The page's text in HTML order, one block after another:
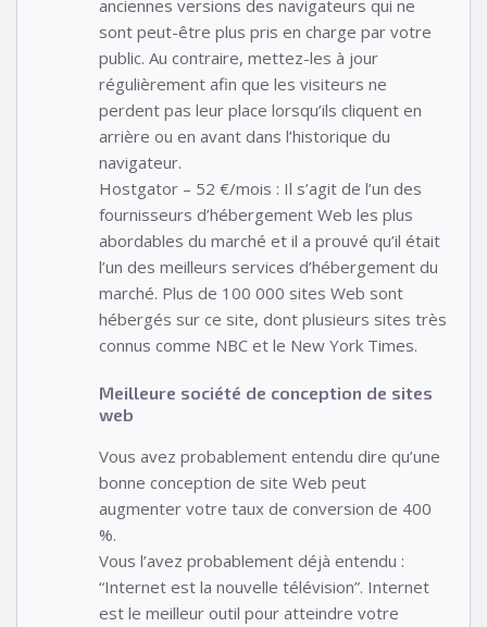
anciennes versions des navigateurs qui ne
sont peut-être plus pris en charge par votre
public. Au contraire, mettez-les à jour
régulièrement afin que les visiteurs ne
perdent pas leur place lorsqu’ils cliquent en
arrière ou en avant dans l’historique du
navigateur.
Hostgator – 52 €/mois : Il s’agit de l’un des
fournisseurs d’hébergement Web les plus
abordables du marché et il a prouvé qu’il était
l’un des meilleurs services d’hébergement du
marché. Plus de 100 000 sites Web sont
hébergés sur ce site, dont plusieurs sites très
connus comme NBC et le New York Times.
Meilleure société de conception de sites
web
Vous avez probablement entendu dire qu’une
bonne conception de site Web peut
augmenter votre taux de conversion de 400
%.
Vous l’avez probablement déjà entendu :
“Internet est la nouvelle télévision”. Internet
est le meilleur outil pour atteindre votre